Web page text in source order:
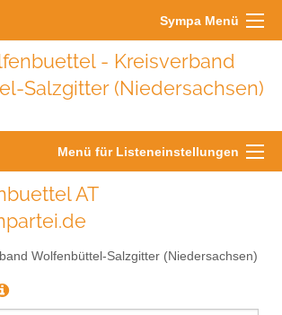
Sympa Menü
- Kreisverband
Salzgitter (Niedersachsen)
Menü für Listeneinstellungen
AT
Wolfenbüttel-Salzgitter (Niedersachsen)